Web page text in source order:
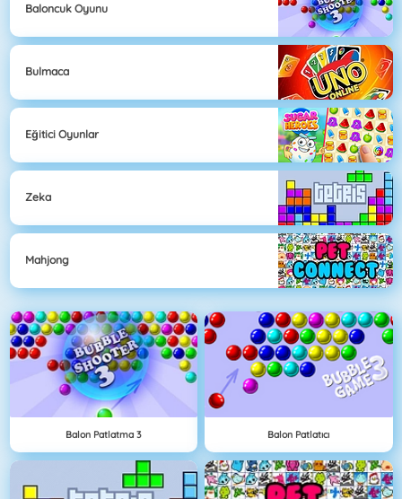
Baloncuk Oyunu
Bulmaca
Eğitici Oyunlar
Zeka
Mahjong
Balon Patlatma 3 Balon Patlatıcı